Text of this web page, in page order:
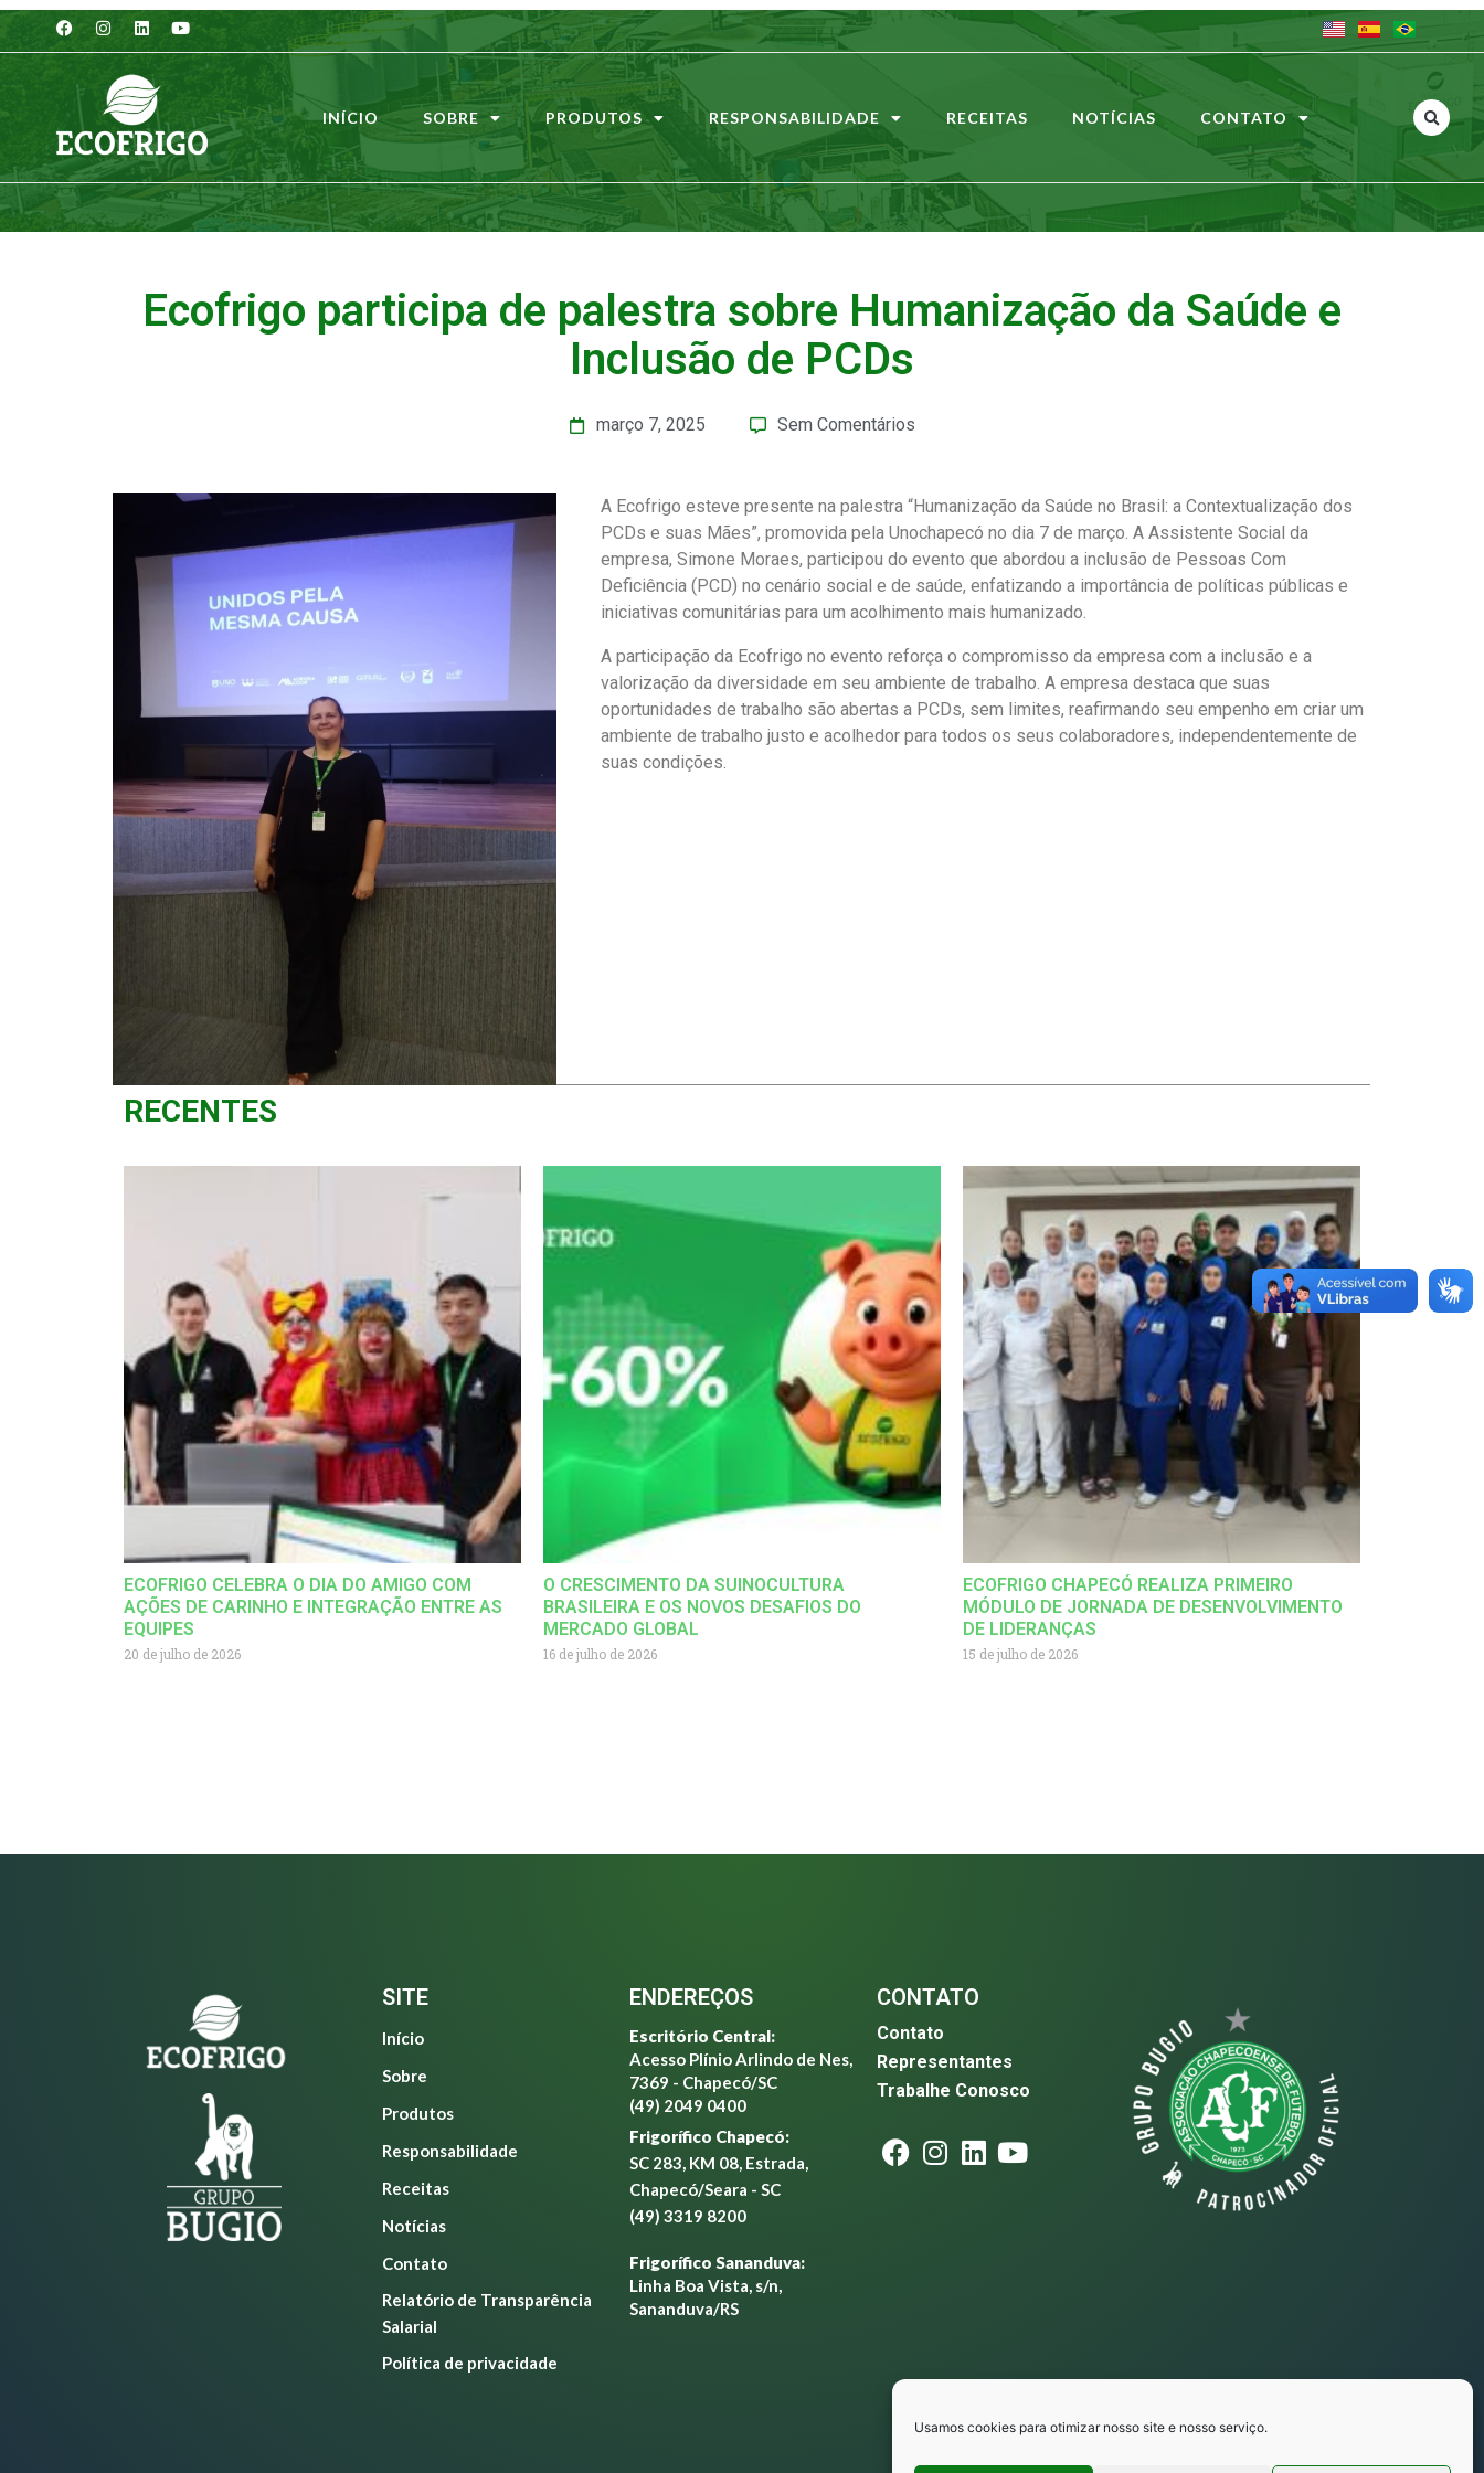
Usamos cookies para otimizar nosso site e nosso serviço.
INÍCIO SOBRE PRODUTOS RESPONSABILIDADE RECEITAS NOTÍCIAS CONTATO
Ecofrigo participa de palestra sobre Humanização da Saúde e
Inclusão de PCDs
março 7, 2025 Sem Comentários
A Ecofrigo esteve presente na palestra “Humanização da Saúde no Brasil: a Contextualização dos
PCDs e suas Mães”, promovida pela Unochapecó no dia 7 de março. A Assistente Social da
empresa, Simone Moraes, participou do evento que abordou a inclusão de Pessoas Com
Deficiência (PCD) no cenário social e de saúde, enfatizando a importância de políticas públicas e
iniciativas comunitárias para um acolhimento mais humanizado.
A participação da Ecofrigo no evento reforça o compromisso da empresa com a inclusão e a
valorização da diversidade em seu ambiente de trabalho. A empresa destaca que suas
oportunidades de trabalho são abertas a PCDs, sem limites, reafirmando seu empenho em criar um
ambiente de trabalho justo e acolhedor para todos os seus colaboradores, independentemente de
suas condições.
RECENTES
ECOFRIGO CELEBRA O DIA DO AMIGO COM
AÇÕES DE CARINHO E INTEGRAÇÃO ENTRE AS
EQUIPES
20 de julho de 2026
O CRESCIMENTO DA SUINOCULTURA
BRASILEIRA E OS NOVOS DESAFIOS DO
MERCADO GLOBAL
16 de julho de 2026
ECOFRIGO CHAPECÓ REALIZA PRIMEIRO
MÓDULO DE JORNADA DE DESENVOLVIMENTO
DE LIDERANÇAS
15 de julho de 2026
SITE
Início
Sobre
Produtos
Responsabilidade
Receitas
Notícias
Contato
Relatório de Transparência
Salarial
Política de privacidade
ENDEREÇOS
Escritório Central:
Acesso Plínio Arlindo de Nes,
7369 - Chapecó/SC
(49) 2049 0400
Frigorífico Chapecó:
SC 283, KM 08, Estrada,
Chapecó/Seara - SC
(49) 3319 8200
Frigorífico Sananduva:
Linha Boa Vista, s/n,
Sananduva/RS
CONTATO
Contato
Representantes
Trabalhe Conosco